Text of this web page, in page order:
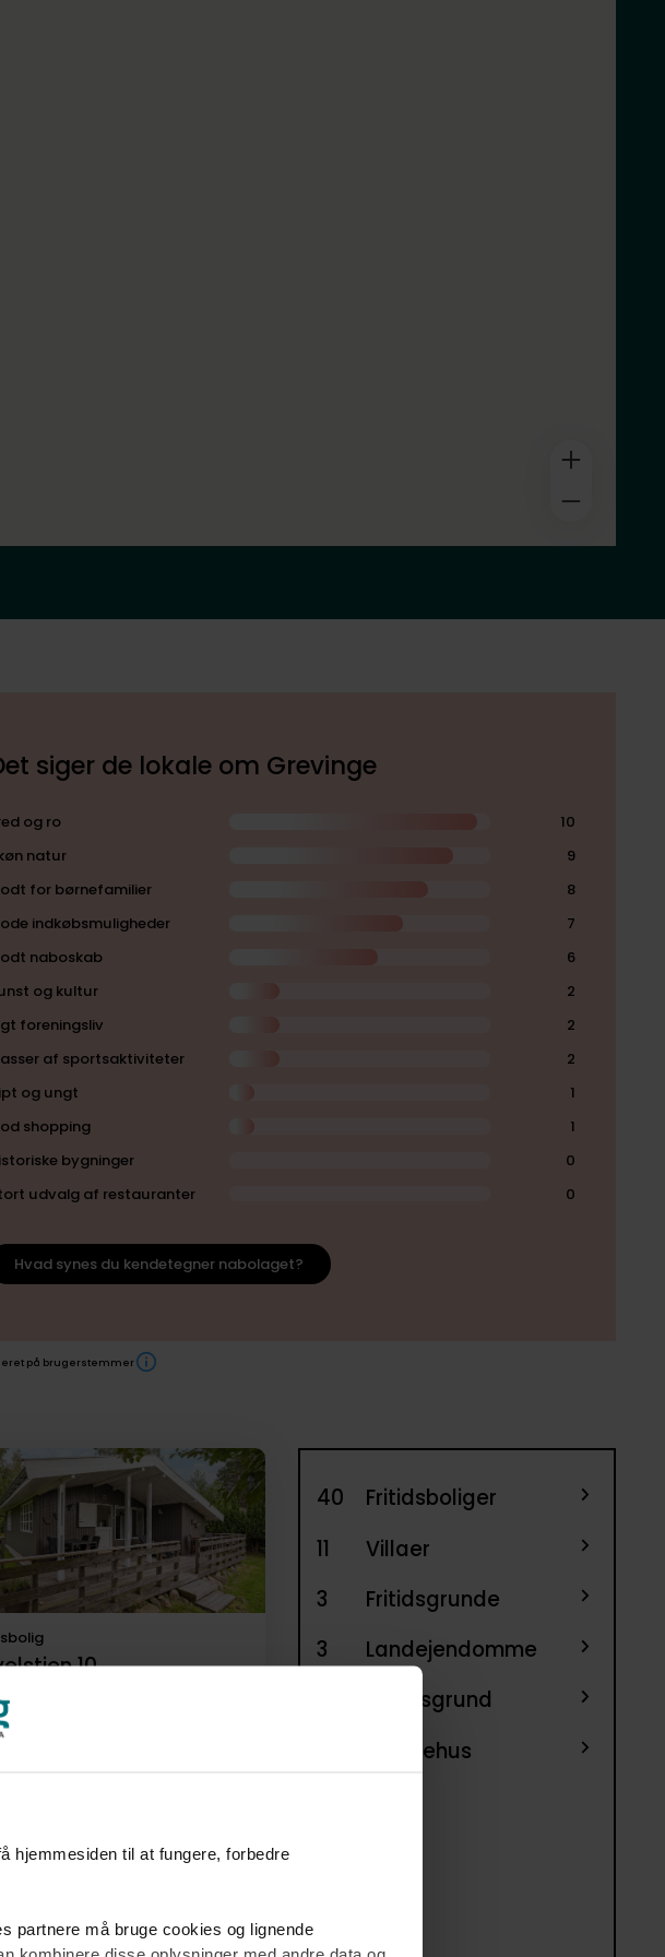
hjemmesiden til at fungere, forbedre
partnere må bruge cookies og lignende
siger de lokale om Grevinge
og ro
10
natur
9
for børnefamilier
8
indkøbsmuligheder
7
naboskab
6
og kultur
2
foreningsliv
2
af sportsaktiviteter
2
og ungt
1
shopping
1
bygninger
0
udvalg af restauranter
0
Hvad synes du kendetegner nabolaget?
på brugerstemmer
10,
underskrevet!
40
Fritidsboliger
11
Villaer
3
Fritidsgrunde
3
Landejendomme
Helårsgrund
Rækkehus